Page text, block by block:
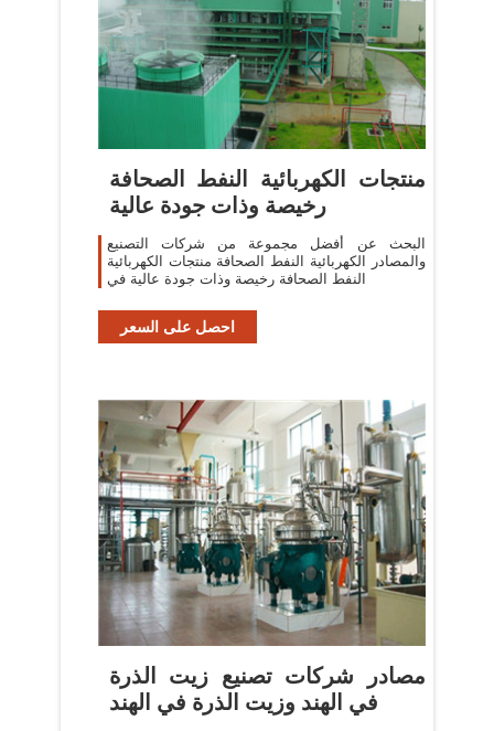
منتجات الكهربائية النفط الصحافة
رخيصة وذات جودة عالية
البحث عن أفضل مجموعة من شركات التصنيع
والمصادر الكهربائية النفط الصحافة منتجات الكهربائية
النفط الصحافة رخيصة وذات جودة عالية في
احصل على السعر
مصادر شركات تصنيع زيت الذرة
في الهند وزيت الذرة في الهند